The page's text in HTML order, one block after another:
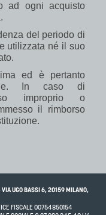
ad ogni acquisto
del periodo di
utilizzata né il suo
ed è pertanto
In caso di
improprio o
il rimborso
VIA UGO BASSI 6, 20159 MILANO,
FISCALE 00754850154